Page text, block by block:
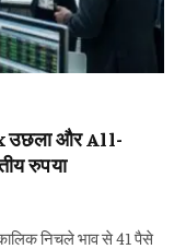
उछला और All-
रुपया
निचले भाव से 41 पैसे